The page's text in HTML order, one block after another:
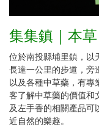
集集鎮｜本
位於南投縣埔里鎮，以
長達一公里的步道，旁
以及各種中草藥，有專
客了解中草藥的價值和
及左手香的相關產品可
近自然的樂趣。